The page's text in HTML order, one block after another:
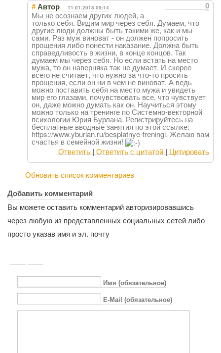
0
# Автор 11.01.2018 09:14
Мы не осознаем других людей, а
только себя. Видим мир через себя. Думаем, что
другие люди должны быть такими же, как и мы
сами. Раз муж виноват - он должен попросить
прощения либо понести наказание. Должна быть
справедливость в жизни, в конце концов. Так
думаем мы через себя. Но если встать на место
мужа, то он наверняка так не думает. И скорее
всего не считает, что нужно за что-то просить
прощения, если он ни в чем не виноват. А ведь
можно поставить себя на место мужа и увидеть
мир его глазами, почувствовать все, что чувствует
он, даже можно думать как он. Научиться этому
можно только на тренинге по Системно-векторной
психологии Юрия Бурлана. Регистрируйтесь на
бесплатные вводные занятия по этой ссылке:
https://www.yburlan.ru/besplatnye-treningi. Желаю вам
счастья в семейной жизни!
Ответить | Ответить с цитатой | Цитировать
Обновить список комментариев
Добавить комментарий
Вы можете оставить комментарий авторизировавшись
через любую из представленных социальных сетей либо
просто указав имя и эл. почту
Имя (обязательное)
E-Mail (обязательное)